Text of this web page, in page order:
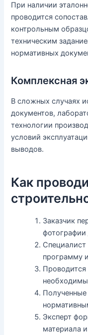
При наличии
проводится
контрольным
техническим
нормативных
Комплексная
В сложных случаях
документов,
технологии
условий
выводов.
Как
Заказчик
фотографии
Специалист
программу
Проводится
Полученные
Эксперт
материала